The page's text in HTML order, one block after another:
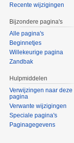
Recente wijzigingen
Bijzondere pagina's
Alle pagina's
Beginnetjes
Willekeurige pagina
Zandbak
Hulpmiddelen
Verwijzingen naar deze
pagina
Verwante wijzigingen
Speciale pagina's
Paginagegevens